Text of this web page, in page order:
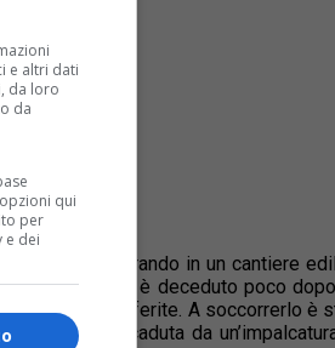
stava lavorando in un cantiere
ma è deceduto poco
con gravi ferite. A soccorrerlo è
possibile caduta da
e altri dati
da loro
da
qui
per
e dei